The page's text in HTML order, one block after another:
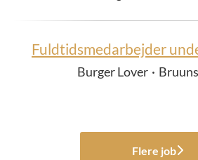
Fuldtidsmedarbejder
Burger Lover ·
Flere job